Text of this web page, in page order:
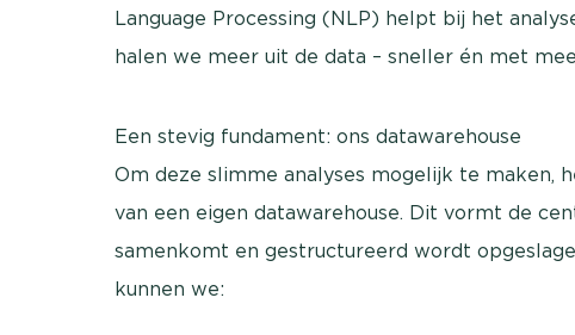
Language Processing (NLP) helpt bij het
halen we meer uit de data – sneller én met
Een stevig fundament: ons datawarehouse
Om deze slimme analyses mogelijk te maken,
van een eigen datawarehouse. Dit vormt de
samenkomt en gestructureerd wordt
kunnen we: